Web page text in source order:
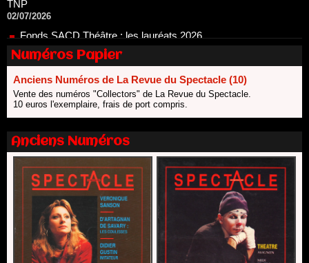
Fonds SACD Théâtre : les lauréats 2026
23/06/2026
Dispositif ARTCENA Écrire pour le cirque, les lauréats 2026 !
20/06/2026
18/06/2026
Les 10 lauréats du Fonds Grandes Formes Théâtre 2026
Nomination de Nathalie Garraud et Olivier Saccomano à la
direction du Théâtre de Gennevilliers - CDN
13/06/2026
Dispositif SACD Auteurs d'espaces : les lauréats 2026
18/03/2026
Numéros Papier
Anciens Numéros de La Revue du Spectacle (10)
Vente des numéros "Collectors" de La Revue du Spectacle.
10 euros l'exemplaire, frais de port compris.
Anciens Numéros